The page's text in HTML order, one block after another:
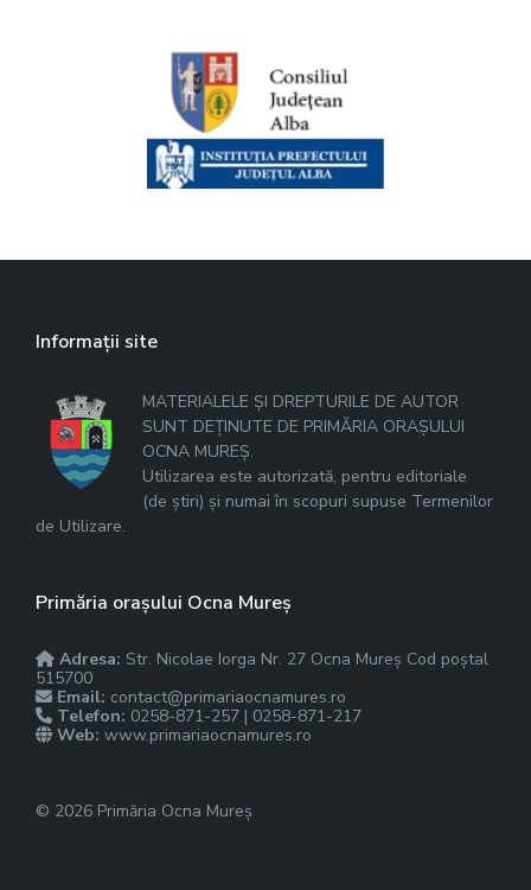
Informații site
MATERIALELE ȘI DREPTURILE DE AUTOR
SUNT DEȚINUTE DE PRIMĂRIA ORAȘULUI
OCNA MUREȘ.
Utilizarea este autorizată, pentru editoriale
(de știri) și numai în scopuri supuse Termenilor
de Utilizare.
Primăria orașului Ocna Mureș
Adresa: Str. Nicolae Iorga Nr. 27 Ocna Mureș Cod poștal
515700
Email: contact@primariaocnamures.ro
Telefon: 0258-871-257 | 0258-871-217
Web: www.primariaocnamures.ro
© 2026 Primăria Ocna Mureș